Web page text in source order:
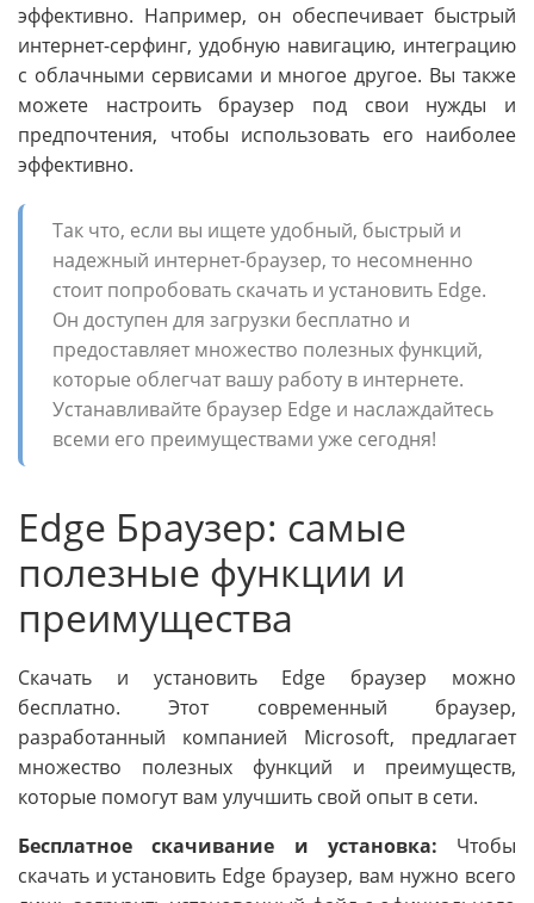
эффективно. Например, он обеспечивает быстрый
интернет-серфинг, удобную навигацию, интеграцию
с облачными сервисами и многое другое. Вы также
можете настроить браузер под свои нужды и
предпочтения, чтобы использовать его наиболее
эффективно.
Так что, если вы ищете удобный, быстрый и
надежный интернет-браузер, то несомненно
стоит попробовать скачать и установить Edge.
Он доступен для загрузки бесплатно и
предоставляет множество полезных функций,
которые облегчат вашу работу в интернете.
Устанавливайте браузер Edge и наслаждайтесь
всеми его преимуществами уже сегодня!
Edge Браузер: самые
полезные функции и
преимущества
Скачать и установить Edge браузер можно
бесплатно. Этот современный браузер,
разработанный компанией Microsoft, предлагает
множество полезных функций и преимуществ,
которые помогут вам улучшить свой опыт в сети.
Бесплатное скачивание и установка: Чтобы
скачать и установить Edge браузер, вам нужно всего